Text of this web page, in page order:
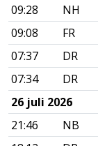
09:28
NH
09:08
FR
07:37
DR
07:34
DR
26 juli 2026
21:46
NB